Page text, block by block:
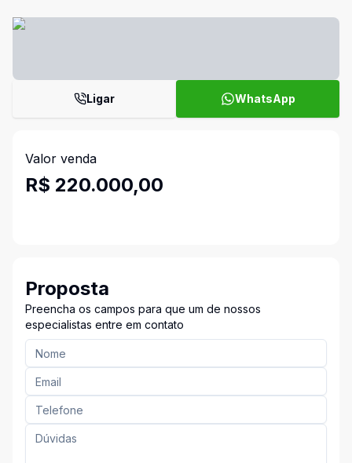
Ligar WhatsApp
Valor venda
R$ 220.000,00
Proposta
Preencha os campos para que um de nossos
especialistas entre em contato